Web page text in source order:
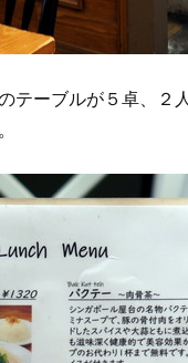
テーブルが５卓、２